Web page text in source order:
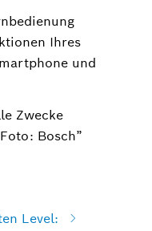
Ihres
und
Zwecke
Bosch”
Level: